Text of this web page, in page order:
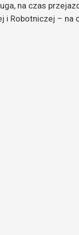
na czas
i Robotniczej – na